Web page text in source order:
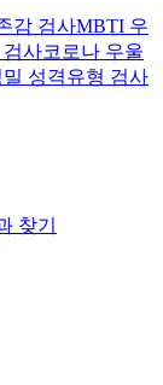
감 검사MBTI 우
검사코로나 우울
밀 성격유형 검사
찾기